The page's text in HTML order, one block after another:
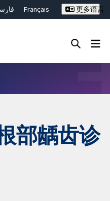
Français
更多语言
部龋齿诊